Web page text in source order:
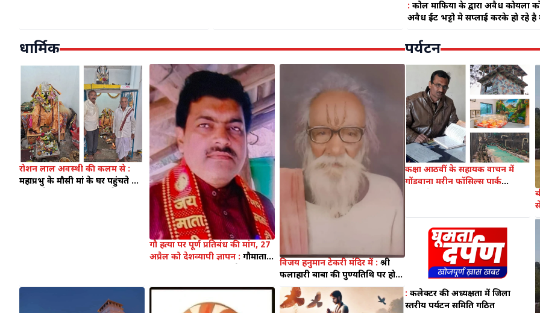
: कोल माफिया के द्वारा अवैध कोयला
अवैध ईट भट्टो मे सप्लाई करके हो रहे है
तक चिरिमिरी पुलिस मात्र चालक पर की
कोल माफिया को बचाने में लगी है पुलिस
धार्मिक
रोशन लाल अवस्थी की कलम से :
महाप्रभु के मौसी मां के घर पहुंचते ही
गौ हत्या पर पूर्ण प्रतिबंध की मांग, 27
अप्रैल को देशव्यापी ज्ञापन : गौमाता
विजय हनुमान टेकरी मंदिर में : श्री
फलाहारी बाबा की पुण्यतिथि पर होगा
विशाल भंडारा
पर्यटन
कक्षा आठवीं के सहायक वाचन में
गोंडवाना मरीन फॉसिल्स पार्क
साथ-साथ अभिभावकों को मिलेगा
: कलेक्टर की अध्यक्षता में जिला
स्तरीय पर्यटन समिति गठित